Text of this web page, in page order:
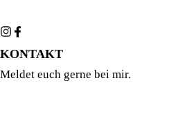
KONTAKT
Meldet euch gerne bei mir.